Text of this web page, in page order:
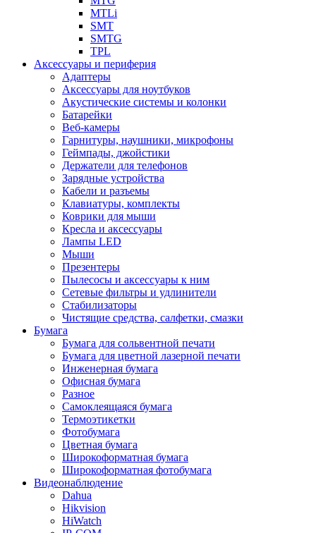
MTLi
SMT
SMTG
TPL
Аксессуары и периферия
Адаптеры
Аксессуары для ноутбуков
Акустические системы и колонки
Батарейки
Веб-камеры
Гарнитуры, наушники, микрофоны
Геймпады, джойстики
Держатели для телефонов
Зарядные устройства
Кабели и разъемы
Клавиатуры, комплекты
Коврики для мыши
Кресла и аксессуары
Лампы LED
Мыши
Презентеры
Пылесосы и аксессуары к ним
Сетевые фильтры и удлинители
Стабилизаторы
Чистящие средства, салфетки, смазки
Бумага
Бумага для сольвентной печати
Бумага для цветной лазерной печати
Инженерная бумага
Офисная бумага
Разное
Самоклеящаяся бумага
Термоэтикетки
Фотобумага
Цветная бумага
Широкоформатная бумага
Широкоформатная фотобумага
Видеонаблюдение
Dahua
Hikvision
HiWatch